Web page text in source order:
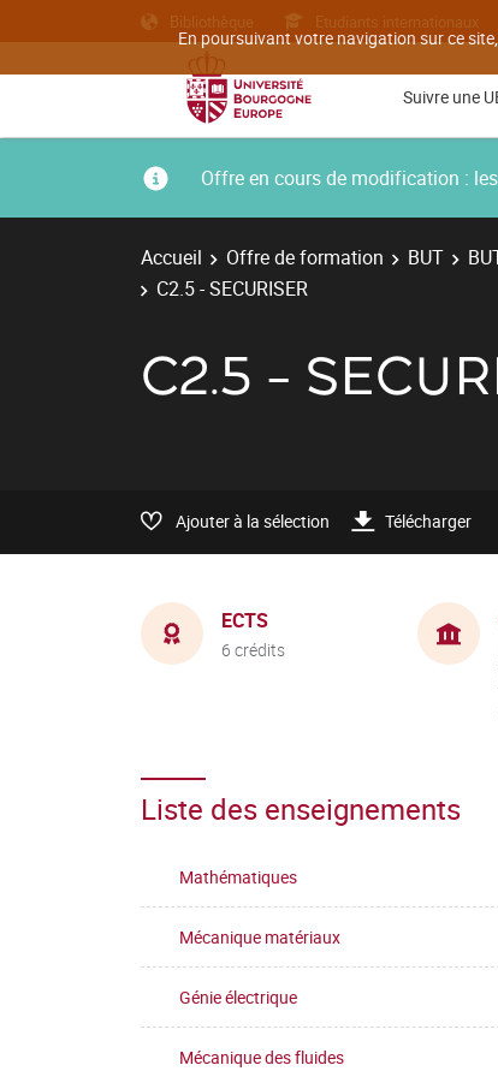
En poursuivant votre navigation sur ce
Bibliothèque Etudiants internationaux
Suivre une
Offre en cours de modification :
Accueil Offre de formation BUT
C2.5 - SECURISER
C2.5 -
Ajouter à la sélection Télécharger
ECTS
6 crédits
Liste des enseignements
Mathématiques
Mécanique matériaux
Génie électrique
Mécanique des fluides